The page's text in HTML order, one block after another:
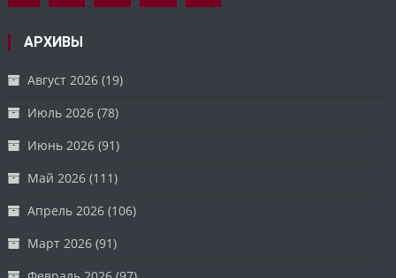
АРХИВЫ
Август 2026 (19)
Июль 2026 (78)
Июнь 2026 (91)
Май 2026 (111)
Апрель 2026 (106)
Март 2026 (91)